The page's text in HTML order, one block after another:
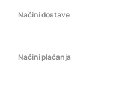
Načini dostave
Načini plaćanja